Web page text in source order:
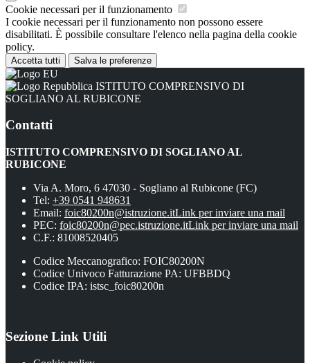
Cookie necessari per il funzionamento
I cookie necessari per il funzionamento non possono essere
disabilitati. È possibile consultare l'elenco nella pagina della cookie
policy.
Accetta tutti Salva le preferenze
ISTITUTO COMPRENSIVO DI
SOGLIANO AL RUBICONE
Contatti
ISTITUTO COMPRENSIVO DI SOGLIANO AL
RUBICONE
Via A. Moro, 6 47030 - Sogliano al Rubicone (FC)
Tel: +39 0541 948631
Email: foic80200n@istruzione.itLink per inviare una mail
PEC: foic80200n@pec.istruzione.itLink per inviare una mail
C.F.: 81008520405
Codice Meccanografico: FOIC80200N
Codice Univoco Fatturazione PA: UFBBDQ
Codice IPA: istsc_foic80200n
Sezione Link Utili